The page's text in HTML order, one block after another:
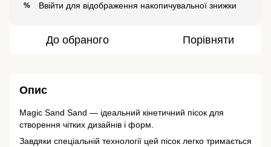
% Ввійти для відображення накопичувальної знижки
До обраного Порівняти
Опис
Magic Sand Sand — ідеальний кінетичний пісок для
створення чітких дизайнів і форм.
Завдяки спеціальній технології цей пісок легко тримається